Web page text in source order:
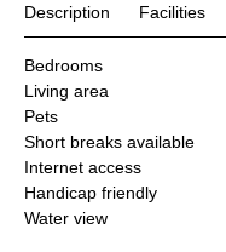
Description Facilities
Bedrooms
Living area
Pets
Short breaks available
Internet access
Handicap friendly
Water view